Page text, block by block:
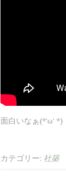
面白いなぁ(*‘ω‘ *)
カテゴリー: 社築